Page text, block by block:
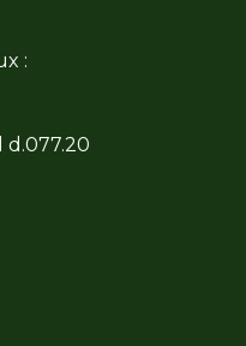
:
d.077.20